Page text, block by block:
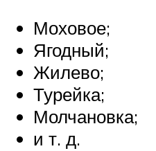
Моховое;
Ягодный;
Жилево;
Турейка;
Молчановка;
и т. д.